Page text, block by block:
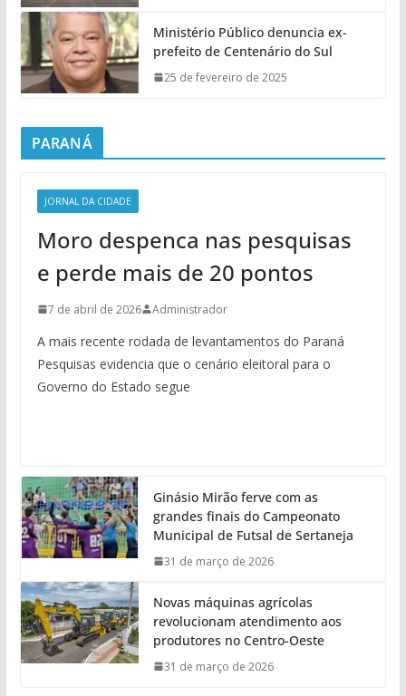
Ministério Público denuncia ex-
prefeito de Centenário do Sul
25 de fevereiro de 2025
PARANÁ
JORNAL DA CIDADE
Moro despenca nas pesquisas
e perde mais de 20 pontos
7 de abril de 2026 Administrador
A mais recente rodada de levantamentos do Paraná
Pesquisas evidencia que o cenário eleitoral para o
Governo do Estado segue
Ginásio Mirão ferve com as
grandes finais do Campeonato
Municipal de Futsal de Sertaneja
31 de março de 2026
Novas máquinas agrícolas
revolucionam atendimento aos
produtores no Centro-Oeste
31 de março de 2026